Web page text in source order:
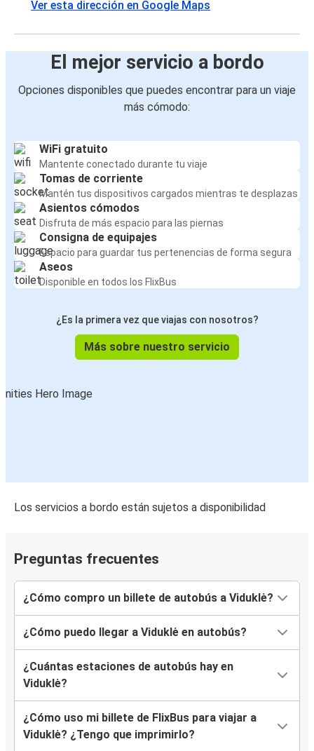
Ver esta dirección en Google Maps
El mejor servicio a bordo
Opciones disponibles que puedes encontrar para un viaje
más cómodo:
WiFi gratuito
Mantente conectado durante tu viaje
Tomas de corriente
Mantén tus dispositivos cargados mientras te desplazas
Asientos cómodos
Disfruta de más espacio para las piernas
Consigna de equipajes
Espacio para guardar tus pertenencias de forma segura
Aseos
Disponible en todos los FlixBus
¿Es la primera vez que viajas con nosotros?
Más sobre nuestro servicio
Los servicios a bordo están sujetos a disponibilidad
Preguntas frecuentes
¿Cómo compro un billete de autobús a Viduklė?
¿Cómo puedo llegar a Viduklė en autobús?
¿Cuántas estaciones de autobús hay en
Viduklė?
¿Cómo uso mi billete de FlixBus para viajar a
Viduklė? ¿Tengo que imprimirlo?